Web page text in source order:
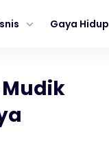
Gaya Hidup
Mudik